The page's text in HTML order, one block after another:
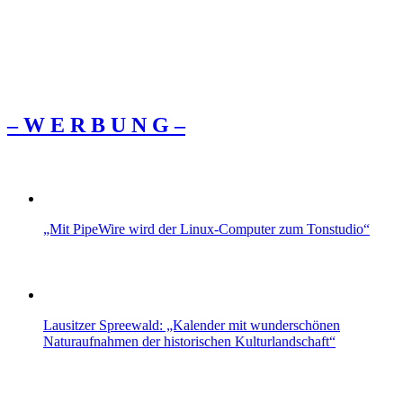
– W Ε R Β U Ν G –
„Mit PipeWire wird der Linux-Computer zum Tonstudio“
Lausitzer Spreewald: „Kalender mit wunderschönen
Naturaufnahmen der historischen Kulturlandschaft“